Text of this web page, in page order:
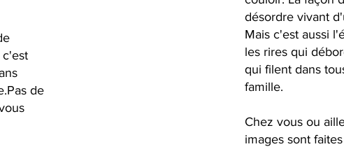
c'est
de
désordre vivant
Mais c'est aussi
les rires qui
qui filent dans
famille.
Chez vous ou
images sont